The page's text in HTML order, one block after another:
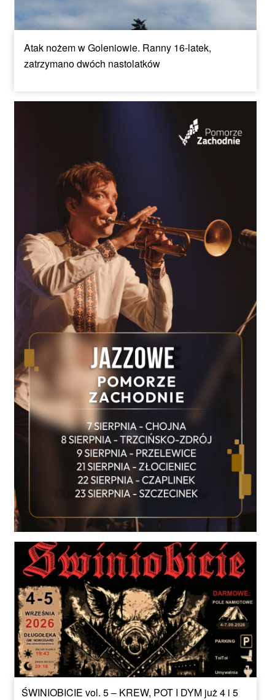
Atak nożem w Goleniowie. Ranny 16-latek,
zatrzymano dwóch nastolatków
ŚWINIOBICIE vol. 5 – KREW, POT I DYM już 4 i 5